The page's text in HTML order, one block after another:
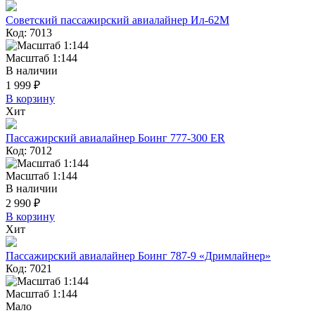
Советский пассажирский авиалайнер Ил-62М
Код: 7013
Масштаб 1:144
В наличии
1 999 ₽
В корзину
Хит
Пассажирский авиалайнер Боинг 777-300 ER
Код: 7012
Масштаб 1:144
В наличии
2 990 ₽
В корзину
Хит
Пассажирский авиалайнер Боинг 787-9 «Дримлайнер»
Код: 7021
Масштаб 1:144
Мало